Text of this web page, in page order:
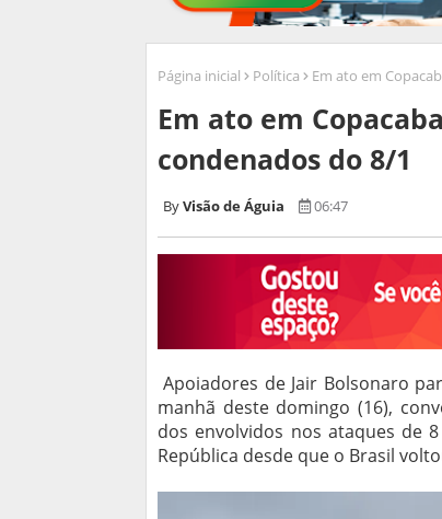
Página inicial Política Em ato em
Em ato em
condenados do 8/1
Visão de Águia 06:47
Apoiadores de Jair Bolsonaro
manhã deste domingo (16),
dos envolvidos nos ataques de
República desde que o Brasil